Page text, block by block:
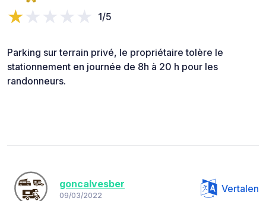
1/5
Parking sur terrain privé, le propriétaire tolère le
stationnement en journée de 8h à 20 h pour les
randonneurs.
goncalvesber
09/03/2022
Vertalen